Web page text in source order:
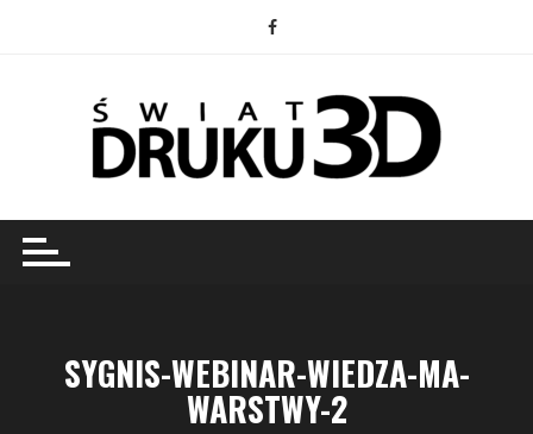
SYGNIS-WEBINAR-WIEDZA-MA-
WARSTWY-2